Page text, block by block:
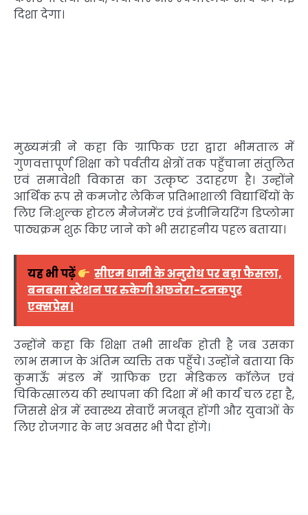
दिशा देगा।
मुख्यमंत्री ने कहा कि ग्राफिक एरा द्वारा भीमताल में
गुणवत्तापूर्ण शिक्षा को पर्वतीय क्षेत्रों तक पहुँचाना संतुलित
एवं समावेशी विकास का उत्कृष्ट उदाहरण है। उन्होंने
आर्थिक रूप से कमजोर लेकिन प्रतिभाशाली विद्यार्थियों के
लिए निःशुल्क होटल मैनेजमेंट एवं इंजीनियरिंग डिप्लोमा
पाठ्यक्रम शुरू किए जाने को भी सराहनीय पहल बताया।
यह भी पढ़ें
सीएम धामी के अनुरोध पर बड़ा फैसला,
बनबसा स्टेशन पर रुकेगी अछनेरा-टनकपुर
एक्सप्रेस।
उन्होंने कहा कि शिक्षा तभी सार्थक होती है जब उसका
लाभ समाज के अंतिम व्यक्ति तक पहुँचे। उन्होंने बताया कि
कुमाऊँ मंडल में ग्राफिक एरा मेडिकल कॉलेज एवं
चिकित्सालय की स्थापना की दिशा में भी कार्य चल रहा है,
जिससे क्षेत्र में स्वास्थ्य सेवाएँ मजबूत होंगी और युवाओं के
लिए रोजगार के नए अवसर भी पैदा होंगे।